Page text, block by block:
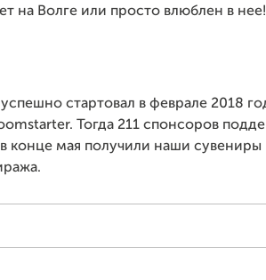
на Волге или просто влюблен в нее!
стартовал в феврале 2018
Тогда 211 спонсоров
конце мая получили наши сувениры